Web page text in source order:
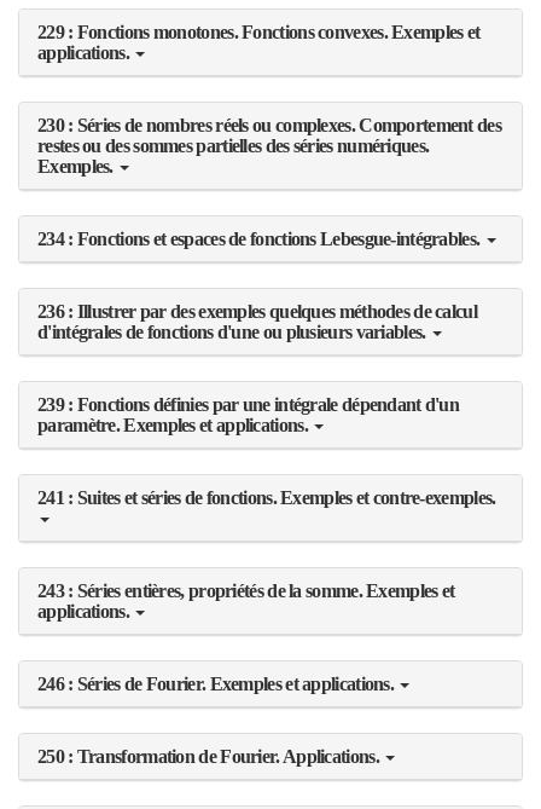
229 : Fonctions monotones. Fonctions convexes. Exemples et
applications.
230 : Séries de nombres réels ou complexes. Comportement des
restes ou des sommes partielles des séries numériques.
Exemples.
234 : Fonctions et espaces de fonctions Lebesgue-intégrables.
236 : Illustrer par des exemples quelques méthodes de calcul
d'intégrales de fonctions d'une ou plusieurs variables.
239 : Fonctions définies par une intégrale dépendant d'un
paramètre. Exemples et applications.
241 : Suites et séries de fonctions. Exemples et contre-exemples.
243 : Séries entières, propriétés de la somme. Exemples et
applications.
246 : Séries de Fourier. Exemples et applications.
250 : Transformation de Fourier. Applications.